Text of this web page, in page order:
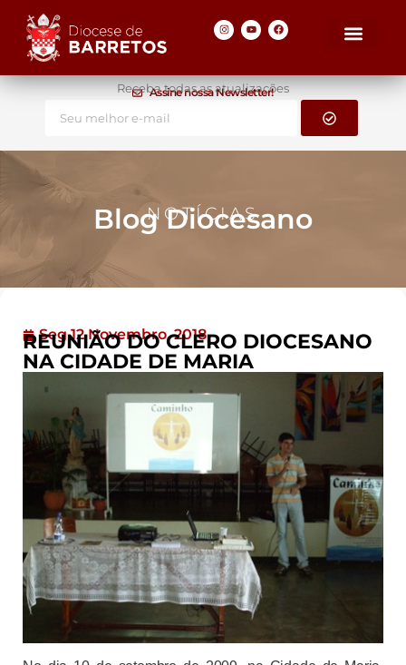
Assine nossa Newsletter!
Receba todas as atualizações
NOTÍCIAS
Blog Diocesano
Seg 12 Novembro, 2018
REUNIÃO DO CLERO DIOCESANO
NA CIDADE DE MARIA